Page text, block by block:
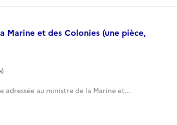
Marine et des Colonies (une pièce,
adressée au ministre de la Marine et...